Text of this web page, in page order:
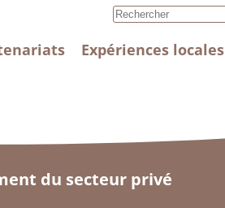
Expériences locales
du secteur privé